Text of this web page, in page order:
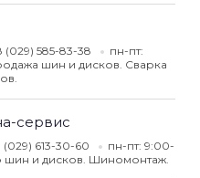
(029) 585-83-38
пн-пт:
шин и дисков. Сварка
сервис
(029) 613-30-60
пн-пт: 9:00-
и дисков. Шиномонтаж.